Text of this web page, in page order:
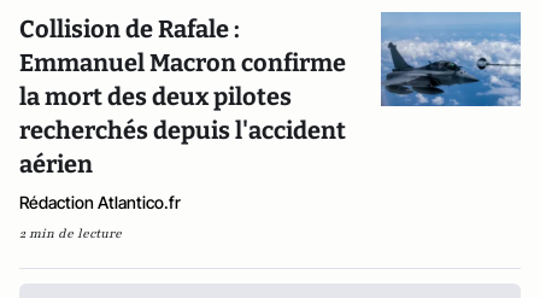
Collision de Rafale :
Emmanuel Macron confirme
la mort des deux pilotes
recherchés depuis l'accident
aérien
Rédaction Atlantico.fr
2 min de lecture